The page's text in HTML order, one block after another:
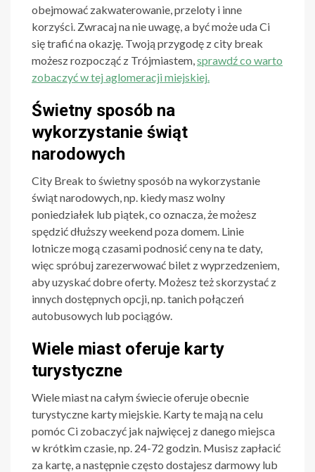
obejmować zakwaterowanie, przeloty i inne
korzyści. Zwracaj na nie uwagę, a być może uda Ci
się trafić na okazję. Twoją przygodę z city break
możesz rozpocząć z Trójmiastem,sprawdź co warto
zobaczyć w tej aglomeracji miejskiej.
Świetny sposób na
wykorzystanie świąt
narodowych
City Break to świetny sposób na wykorzystanie
świąt narodowych, np. kiedy masz wolny
poniedziałek lub piątek, co oznacza, że możesz
spędzić dłuższy weekend poza domem. Linie
lotnicze mogą czasami podnosić ceny na te daty,
więc spróbuj zarezerwować bilet z wyprzedzeniem,
aby uzyskać dobre oferty. Możesz też skorzystać z
innych dostępnych opcji, np. tanich połączeń
autobusowych lub pociągów.
Wiele miast oferuje karty
turystyczne
Wiele miast na całym świecie oferuje obecnie
turystyczne karty miejskie. Karty te mają na celu
pomóc Ci zobaczyć jak najwięcej z danego miejsca
w krótkim czasie, np. 24-72 godzin. Musisz zapłacić
za kartę, a następnie często dostajesz darmowy lub